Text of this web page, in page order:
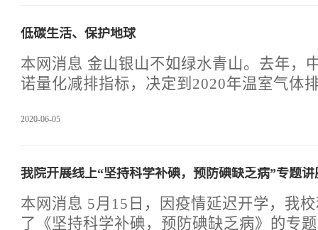
业，以至于形成了“无业才创业”的理解。
业，各界政府先后出台了一系列政策来扶
乎把产业门槛降到了有史以来的最低限度
合校内部门资源，开创创业一条街，为学
低碳生活、保护地球
本网消息 金山银山不如绿水青山。去年，中国对全世界公开承
诺量化减排指标，决定到2020年温室气体
耗、低污染、低排放为标志的低碳经济时
以“低碳生活、保护地球”为主题的班会活
境图片的形式，使学生意识到保护环境的
环境正在逐渐被人为地破坏；让学生清楚
类和动植物的危害。在参观中增加了学生
2020-06-05
我院开展线上“坚持科学补碘，预防碘缺乏病”专题讲
本网消息 5月15日，因疫情延迟开学，我
了《坚持科学补碘，预防碘缺乏病》的专